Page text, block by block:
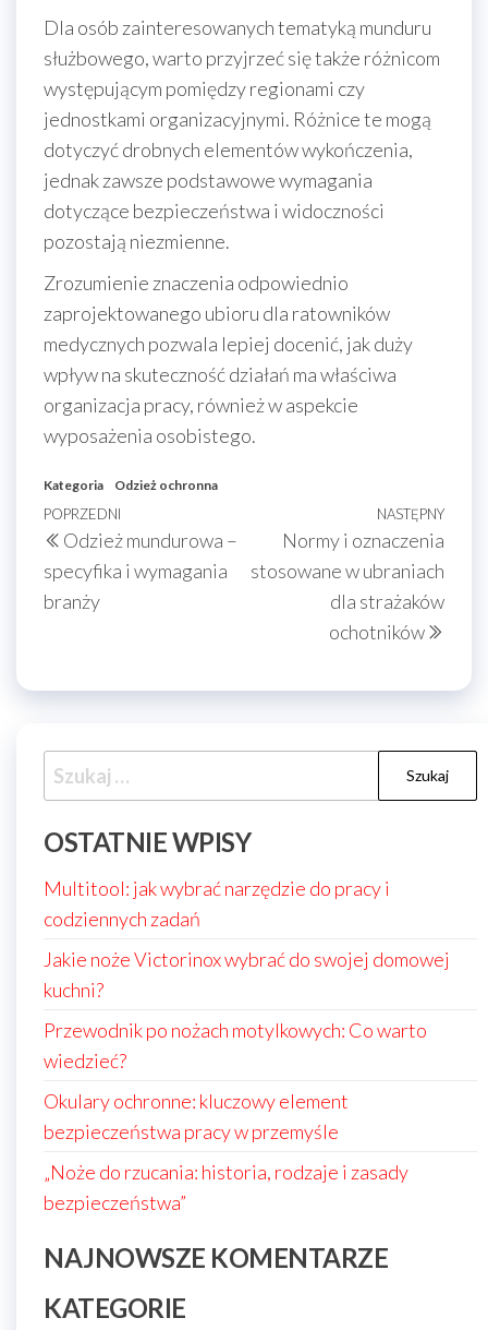
Dla osób zainteresowanych tematyką munduru
służbowego, warto przyjrzeć się także różnicom
występującym pomiędzy regionami czy
jednostkami organizacyjnymi. Różnice te mogą
dotyczyć drobnych elementów wykończenia,
jednak zawsze podstawowe wymagania
dotyczące bezpieczeństwa i widoczności
pozostają niezmienne.
Zrozumienie znaczenia odpowiednio
zaprojektowanego ubioru dla ratowników
medycznych pozwala lepiej docenić, jak duży
wpływ na skuteczność działań ma właściwa
organizacja pracy, również w aspekcie
wyposażenia osobistego.
Kategoria Odzież ochronna
Nawigacja
wpisu
Poprzedni
wpis
POPRZEDNI
Odzież mundurowa –
specyfika i wymagania
branży
NASTĘPNY
Normy i oznaczenia
stosowane w ubraniach
dla strażaków
ochotników
Szukaj:
OSTATNIE WPISY
Multitool: jak wybrać narzędzie do pracy i
codziennych zadań
Jakie noże Victorinox wybrać do swojej domowej
kuchni?
Przewodnik po nożach motylkowych: Co warto
wiedzieć?
Okulary ochronne: kluczowy element
bezpieczeństwa pracy w przemyśle
„Noże do rzucania: historia, rodzaje i zasady
bezpieczeństwa”
NAJNOWSZE KOMENTARZE
KATEGORIE